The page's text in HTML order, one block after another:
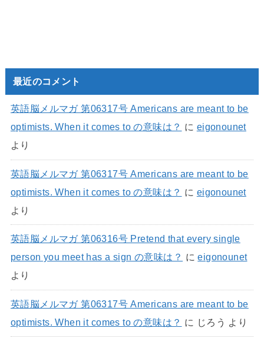
最近のコメント
英語脳メルマガ 第06317号 Americans are meant to be
optimists. When it comes to の意味は？ に eigonounet
より
英語脳メルマガ 第06317号 Americans are meant to be
optimists. When it comes to の意味は？ に eigonounet
より
英語脳メルマガ 第06316号 Pretend that every single
person you meet has a sign の意味は？ にeigonounet
より
英語脳メルマガ 第06317号 Americans are meant to be
optimists. When it comes to の意味は？ に じろう より